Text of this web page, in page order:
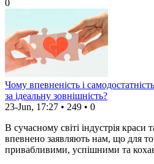
0
Чому впевненість і
за ідеальну зовнішність?
23-Jun, 17:27 • 249 • 0
В сучасному світі індустрія краси
впевнено заявляють нам, що для
привабливими, успішними та